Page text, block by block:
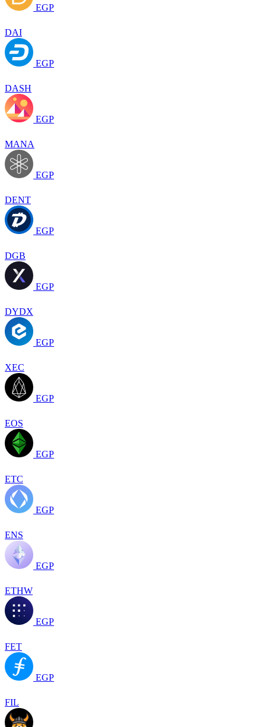
EGP
DAI
EGP
DASH
EGP
MANA
EGP
DENT
EGP
DGB
EGP
DYDX
EGP
XEC
EGP
EOS
EGP
ETC
EGP
ENS
EGP
ETHW
EGP
FET
EGP
FIL